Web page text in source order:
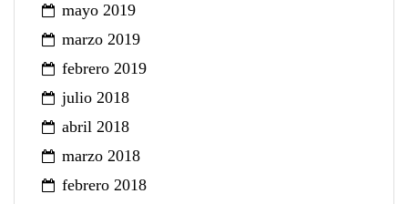
mayo 2019
marzo 2019
febrero 2019
julio 2018
abril 2018
marzo 2018
febrero 2018